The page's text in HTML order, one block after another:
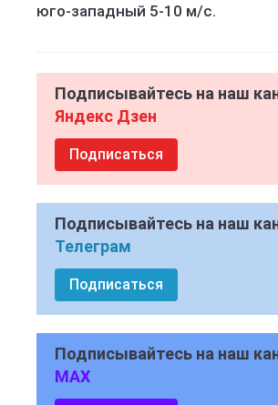
юго-западный 5-10 м/с.
Подписывайтесь на наш
Яндекс Дзен
Подписаться
Подписывайтесь на наш
Телеграм
Подписаться
Подписывайтесь на наш
MAX